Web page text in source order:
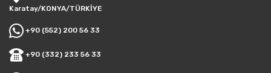
Karatay/KONYA/TÜRKİYE
+90 (552) 200 56 33
+90 (332) 233 56 33